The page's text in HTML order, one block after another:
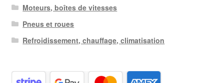
Moteurs, boîtes de vitesses
Pneus et roues
Refroidissement, chauffage, climatisation